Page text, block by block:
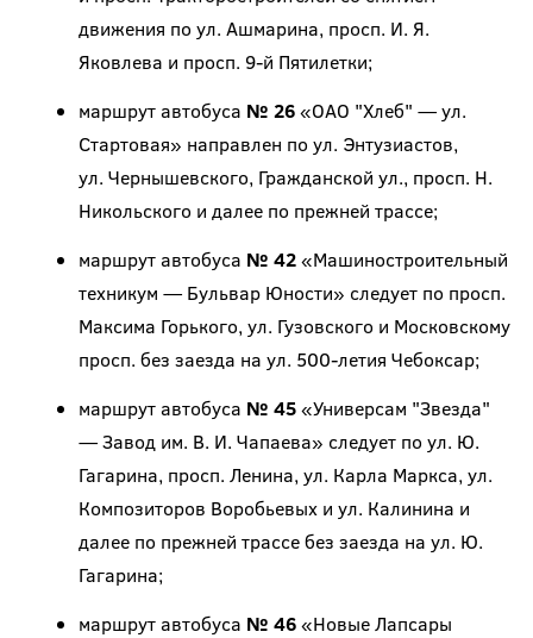
движения по ул. Ашмарина, просп. И. Я.
Яковлева и просп. 9-й Пятилетки;
маршрут автобуса № 26«ОАО "Хлеб" — ул.
Стартовая» направлен по ул. Энтузиастов,
ул. Чернышевского, Гражданской ул., просп. Н.
Никольского и далее по прежней трассе;
маршрут автобуса № 42«Машиностроительный
техникум — Бульвар Юности» следует по просп.
Максима Горького, ул. Гузовского и Московскому
просп. без заезда на ул. 500-летия Чебоксар;
маршрут автобуса № 45«Универсам "Звезда"
— Завод им. В. И. Чапаева» следует по ул. Ю.
Гагарина, просп. Ленина, ул. Карла Маркса, ул.
Композиторов Воробьевых и ул. Калинина и
далее по прежней трассе без заезда на ул. Ю.
Гагарина;
маршрут автобуса № 46«Новые Лапсары